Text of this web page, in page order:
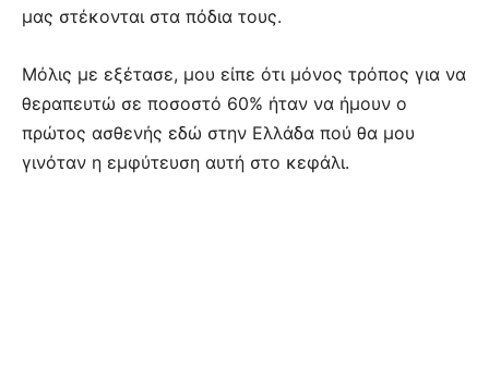
μας στέκονται στα πόδια τους.
Μόλις με εξέτασε, μου είπε ότι μόνος τρόπος για να
θεραπευτώ σε ποσοστό 60% ήταν να ήμουν ο
πρώτος ασθενής εδώ στην Ελλάδα πού θα μου
γινόταν η εμφύτευση αυτή στο κεφάλι.